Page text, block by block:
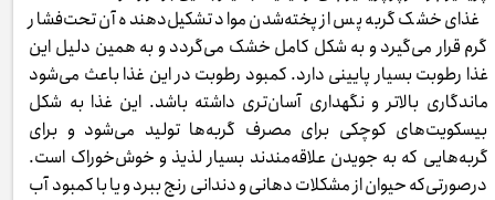
غذای خشک گربه پس از پخته‌شدن مواد تشکیل‌دهنده آن تحت‌فشار
گرم قرار می‌گیرد و به شکل کامل خشک می‌گردد و به همین دلیل این
غذا رطوبت بسیار پایینی دارد. کمبود رطوبت در این غذا باعث می‌شود
ماندگاری بالاتر و نگهداری آسان‌تری داشته باشد. این غذا به شکل
بیسکویت‌های کوچکی برای مصرف گربه‌ها تولید می‌شود و برای
گربه‌هایی که به جویدن علاقه‌مندند بسیار لذیذ و خوش‌خوراک است.
درصورتی‌که حیوان از مشکلات دهانی و دندانی رنج ببرد و یا با کمبود آب